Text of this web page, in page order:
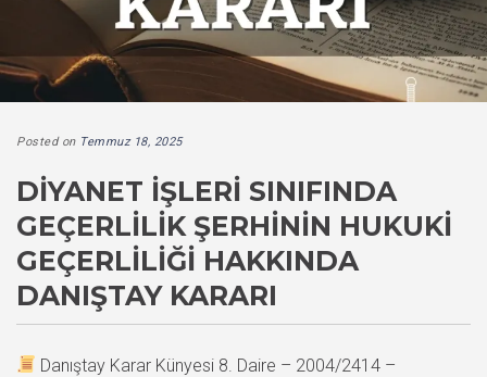
Posted on Temmuz 18, 2025
DIYANET İŞLERI SINIFINDA
GEÇERLILIK ŞERHININ HUKUKI
GEÇERLILIĞI HAKKINDA
DANIŞTAY KARARI
Danıştay Karar Künyesi 8. Daire – 2004/2414 –